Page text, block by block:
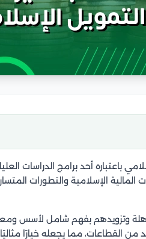
باعتباره أحد برامج الدراسات
الإسلامية والتطورات
وتزويدهم بفهم شامل لأسس
القطاعات، مما يجعله خيارًا مثاليًا